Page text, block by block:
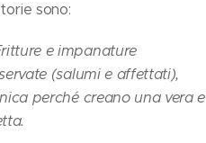
sono:
e impanature
(salumi e affettati),
perché creano una vera e